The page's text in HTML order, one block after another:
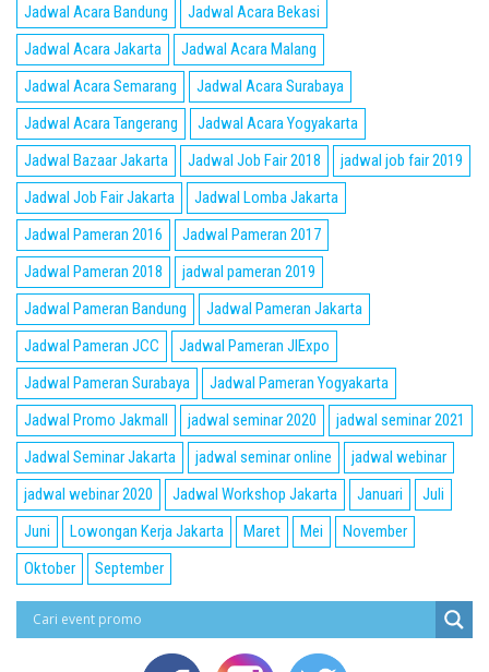
Jadwal Acara Bandung
Jadwal Acara Bekasi
Jadwal Acara Jakarta
Jadwal Acara Malang
Jadwal Acara Semarang
Jadwal Acara Surabaya
Jadwal Acara Tangerang
Jadwal Acara Yogyakarta
Jadwal Bazaar Jakarta
Jadwal Job Fair 2018
jadwal job fair 2019
Jadwal Job Fair Jakarta
Jadwal Lomba Jakarta
Jadwal Pameran 2016
Jadwal Pameran 2017
Jadwal Pameran 2018
jadwal pameran 2019
Jadwal Pameran Bandung
Jadwal Pameran Jakarta
Jadwal Pameran JCC
Jadwal Pameran JIExpo
Jadwal Pameran Surabaya
Jadwal Pameran Yogyakarta
Jadwal Promo Jakmall
jadwal seminar 2020
jadwal seminar 2021
Jadwal Seminar Jakarta
jadwal seminar online
jadwal webinar
jadwal webinar 2020
Jadwal Workshop Jakarta Januari
Juli
Juni
Lowongan Kerja Jakarta Maret Mei
November
Oktober
September